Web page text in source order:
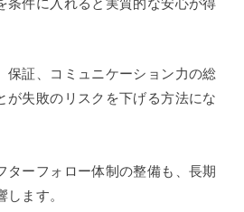
保証、コミュニケーション力の総
が失敗のリスクを下げる方法にな
ターフォロー体制の整備も、長期
ます。